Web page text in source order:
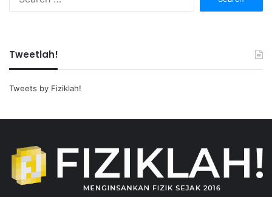
Tweetlah!
Tweets by Fiziklah!